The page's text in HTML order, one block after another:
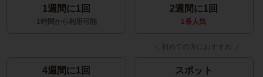
1週間に1回
1時間から利用可能
2週間に1回
1番人気
4週間に1回 スポット